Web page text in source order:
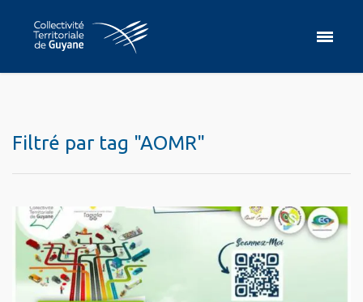
Filtré par tag "AOMR"